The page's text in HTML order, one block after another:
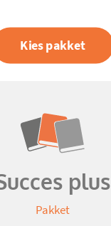
Kies pakket
plus
Pakket